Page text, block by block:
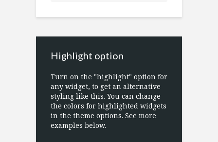
Highlight option
Turn on the "highlight" option for
any widget, to get an alternative
styling like this. You can change
the colors for highlighted widgets
in the theme options. See more
examples below.